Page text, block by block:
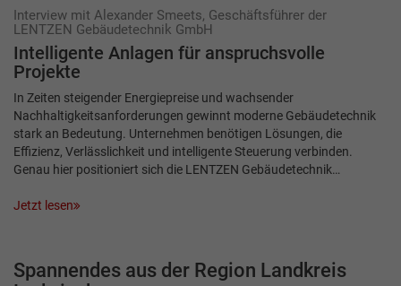
Interview mit Alexander Smeets, Geschäftsführer der
LENTZEN Gebäudetechnik GmbH
Intelligente Anlagen für anspruchsvolle
Projekte
In Zeiten steigender Energiepreise und wachsender
Nachhaltigkeitsanforderungen gewinnt moderne Gebäudetechnik
stark an Bedeutung. Unternehmen benötigen Lösungen, die
Effizienz, Verlässlichkeit und intelligente Steuerung verbinden.
Genau hier positioniert sich die LENTZEN Gebäudetechnik…
Jetzt lesen
Spannendes aus der Region Landkreis